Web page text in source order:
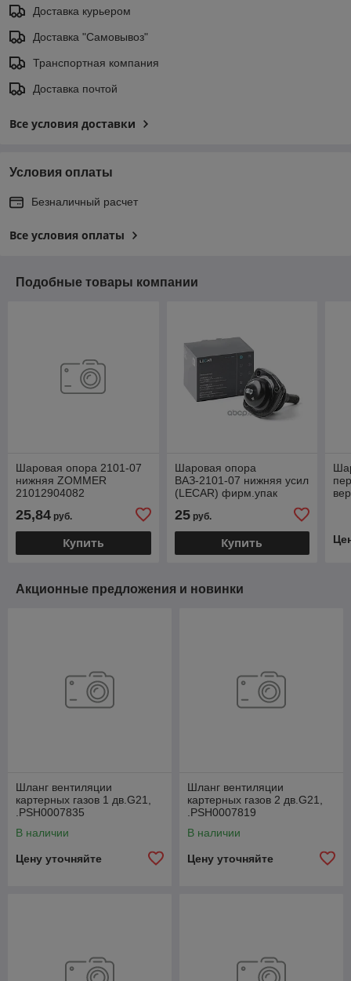
Доставка курьером
Доставка "Самовывоз"
Транспортная компания
Доставка почтой
Все условия доставки
Условия оплаты
Безналичный расчет
Все условия оплаты
Подобные товары компании
Шаровая опора 2101-07
нижняя ZOMMER
21012904082
25,84 руб.
Купить
Шаровая опора
ВАЗ-2101-07 нижняя усил
(LECAR) фирм.упак
Миасс) 21010-2904082
25руб.
Купить
Акционные предложения и новинки
Шланг вентиляции
картерных газов 1 дв.G21,
.РSН0007835
В наличии
Цену уточняйте
Шланг вентиляции
картерных газов 2 дв.G21,
.РSН0007819
В наличии
Цену уточняйте